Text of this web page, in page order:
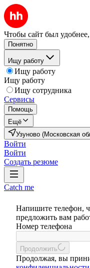
Чтобы сайт был
Понятно
Ищу работу
Ищу работу
Ищу работу
Ищу сотрудника
Сервисы
Помощь
Ещё
Узуново (Московская
Войти
Войти
Создать резюме
Catch me
Напишите телефон,
предложить вам
Номер телефона
Продолжить
Продолжая, вы